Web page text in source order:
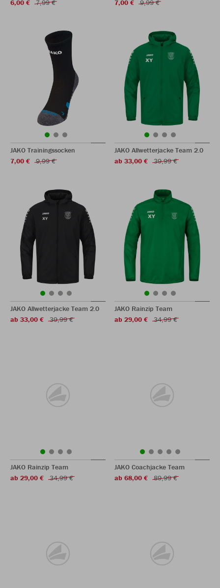
6,00 € 7,99 € 7,00 € 9,99 €
JAKO Trainingssocken
7,00 €
9,99 €
JAKO Allwetterjacke Team 2.0
ab 33,00 €
39,99 €
JAKO Allwetterjacke Team 2.0
ab 33,00 €
39,99 €
JAKO Rainzip Team
ab 29,00 €
34,99 €
JAKO Rainzip Team
ab 29,00 €
34,99 €
JAKO Coachjacke Team
ab 68,00 €
89,99 €